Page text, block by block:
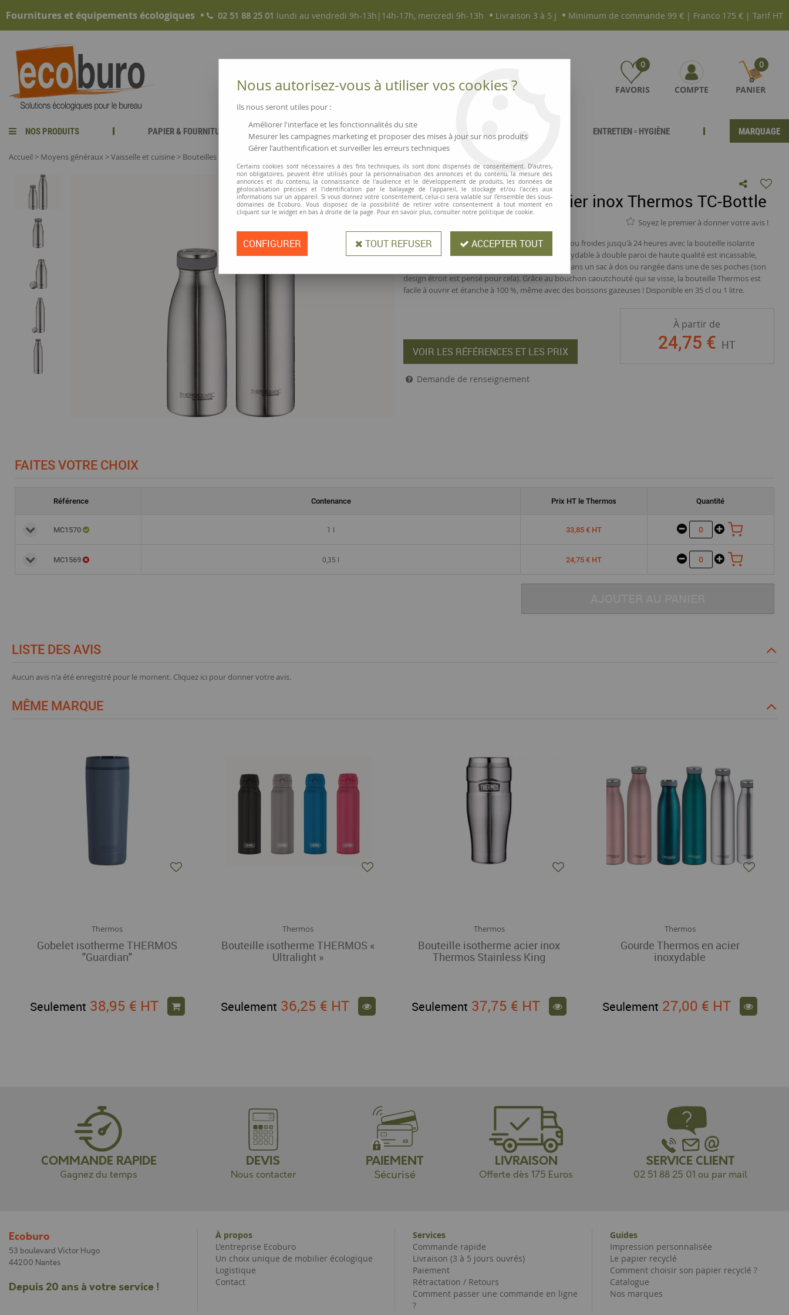
Fournitures et équipements écologiques 02 51 88 25 01 lundi au vendredi 9h-13h|14h-17h, mercredi 9h-13h Livraison 3 à 5 j Minimum de commande 99 € | Franco 175 € | Tarif HT
0
FAVORIS COMPTE
0
PANIER
NOS PRODUITS PAPIER & FOURNITURES NOUVEAUTÉS MAGASINS ▫ COMMERCES ENTRETIEN ▫ HYGIÈNE MARQUAGE
Accueil > Moyens généraux >Vaisselle et cuisine > Bouteilles et carafes
Thermos
Bouteille isotherme acier inox Thermos TC-Bottle
Soyez le premier à donner votre avis !
Gardez vos boissons chaudes jusqu'à 12 heures ou froides jusqu'à 24 heures avec la bouteille isolante
THERMOS "TC-Bottle" ! La bouteille en acier inoxydable à double paroi de haute qualité est incassable,
neutre en goût et parfaite pour être emportée dans un sac à dos ou rangée dans une de ses poches (son
design étroit est pensé pour cela). Grâce au bouchon caoutchouté qui se visse, la bouteille Thermos est
facile à ouvrir et étanche à 100 %, même avec des boissons gazeuses ! Disponible en 35 cl ou 1 litre.
VOIR LES RÉFÉRENCES ET LES PRIX
À partir de
24,75 € HT
Demande de renseignement
FAITES VOTRE CHOIX
Référence Contenance Prix HT le Thermos Quantité
MC1570 1 l 33,85 € HT
MC1569 0,35 l 24,75 € HT
LISTE DES AVIS
Aucun avis n'a été enregistré pour le moment. Cliquez ici pour donner votre avis.
MÊME MARQUE
Thermos
Gobelet isotherme THERMOS
"Guardian"
Seulement 38,95 € HT
Thermos
Bouteille isotherme THERMOS «
Ultralight »
Seulement 36,25 € HT
Thermos
Bouteille isotherme acier inox
Thermos Stainless King
Seulement 37,75 € HT
Thermos
Gourde Thermos en acier
inoxydable
Seulement 27,00 € HT
COMMANDE RAPIDE
Gagnez du temps
DEVIS
Nous contacter
PAIEMENT
Sécurisé
LIVRAISON
Offerte dès 175 Euros
SERVICE CLIENT
02 51 88 25 01 ou par mail
Ecoburo
53 boulevard Victor Hugo
44200 Nantes
Depuis 20 ans à votre service !
À propos
L'entreprise Ecoburo
Un choix unique de mobilier écologique
Logistique
Contact
Services
Commande rapide
Livraison (3 à 5 jours ouvrés)
Paiement
Rétractation / Retours
Comment passer une commande en ligne
?
Guides
Impression personnalisée
Le papier recyclé
Comment choisir son papier recyclé ?
Catalogue
Nos marques
Nous autorisez-vous à utiliser vos cookies ?
Ils nous seront utiles pour :
Améliorer l'interface et les fonctionnalités du site
Mesurer les campagnes marketing et proposer des mises à jour sur nos produits
Gérer l'authentification et surveiller les erreurs techniques
Certains cookies sont nécessaires à des fins techniques, ils sont donc dispensés de consentement. D'autres,
non obligatoires, peuvent être utilisés pour la personnalisation des annonces et du contenu, la mesure des
annonces et du contenu, la connaissance de l'audience et le développement de produits, les données de
géolocalisation précises et l'identification par le balayage de l'appareil, le stockage et/ou l'accès aux
informations sur un appareil. Si vous donnez votre consentement, celui-ci sera valable sur l’ensemble des sous-
domaines de Ecoburo. Vous disposez de la possibilité de retirer votre consentement à tout moment en
cliquant sur le widget en bas à droite de la page. Pour en savoir plus, consulter notre politique de cookie.
CONFIGURER TOUT REFUSER ACCEPTER TOUT